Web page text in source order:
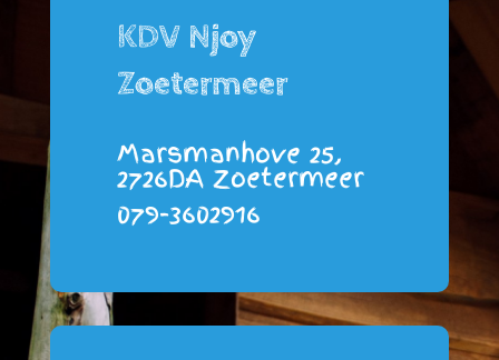
KDV Njoy
Zoetermeer
Marsmanhove 25,
2726DA Zoetermeer
079-3602916